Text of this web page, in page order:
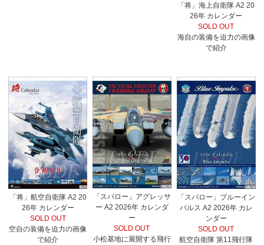
「将」海上自衛隊 A2 20
26年 カレンダー
SOLD OUT
海自の装備を迫力の画像
で紹介
「将」航空自衛隊 A2 20
26年 カレンダー
SOLD OUT
空自の装備を迫力の画像
で紹介
「スパロー」アグレッサ
ー A2 2026年 カレンダ
ー
SOLD OUT
小松基地に展開する飛行
「スパロー」ブルーイン
パルス A2 2026年 カレ
ンダー
SOLD OUT
航空自衛隊 第11飛行隊